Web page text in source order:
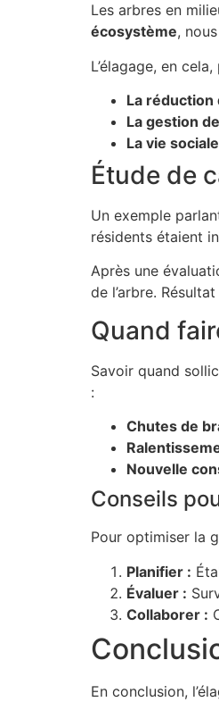
Les arbres en
écosystème,
L’élagage, en
La réduction
La gestion
La vie
Étude de
Un exemple
résidents étaient
Après une
de l’arbre.
Quand
Savoir quand
:
Chutes de
Nouvelle
Conseils
Pour optimiser la
Planifier :
Évaluer :
Collaborer :
En conclusion,